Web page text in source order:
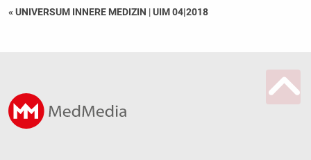
« UNIVERSUM INNERE MEDIZIN |UIM 04|2018